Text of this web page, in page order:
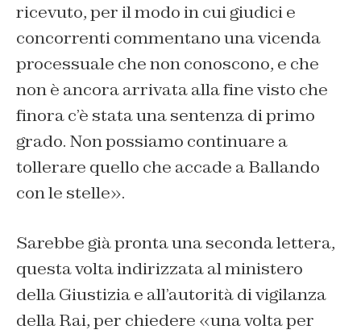
ricevuto, per il modo in cui giudici e
concorrenti commentano una vicenda
processuale che non conoscono, e che
non è ancora arrivata alla fine visto che
finora c’è stata una sentenza di primo
grado. Non possiamo continuare a
tollerare quello che accade a Ballando
con le stelle».
Sarebbe già pronta una seconda lettera,
questa volta indirizzata al ministero
della Giustizia e all’autorità di vigilanza
della Rai, per chiedere «una volta per